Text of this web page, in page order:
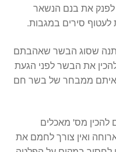
לפנק את בנם הנשאר
לעטוף סירים במגבות.
שסוג הבשר שאהבתם
את הבשר לפני הגעת
איתם ממבחר של בשר חם
להכין מס' מאכלים
ואין צורך לחמם את